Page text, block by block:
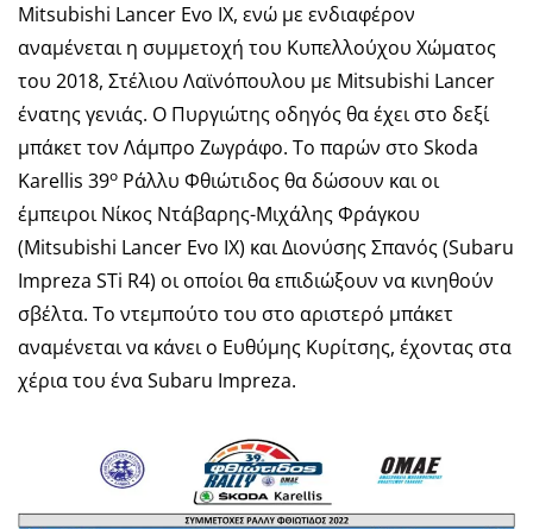
Mitsubishi Lancer Evo IX, ενώ με ενδιαφέρον
αναμένεται η συμμετοχή του Κυπελλούχου Χώματος
του 2018, Στέλιου Λαϊνόπουλου με Mitsubishi Lancer
ένατης γενιάς. Ο Πυργιώτης οδηγός θα έχει στο δεξί
μπάκετ τον Λάμπρο Ζωγράφο. Το παρών στο Skoda
Karellis 39ο Ράλλυ Φθιώτιδος θα δώσουν και οι
έμπειροι Νίκος Ντάβαρης-Μιχάλης Φράγκου
(Mitsubishi Lancer Evo IX) και Διονύσης Σπανός (Subaru
Impreza STi R4) οι οποίοι θα επιδιώξουν να κινηθούν
σβέλτα. Το ντεμπούτο του στο αριστερό μπάκετ
αναμένεται να κάνει ο Ευθύμης Κυρίτσης, έχοντας στα
χέρια του ένα Subaru Impreza.